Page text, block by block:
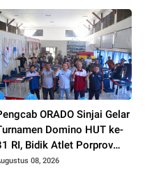
ORADO Sinjai Gelar
Domino HUT ke-
RI, Bidik Atlet Porprov
08, 2026